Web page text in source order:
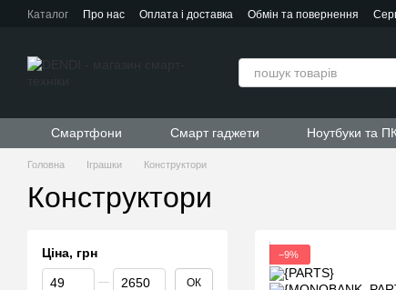
Перейти до основного контенту
Каталог Про нас Оплата і доставка Обмін та повернення
Смартфони Смарт гаджети Ноутбуки та
Головна Іграшки Конструктори
Конструктори
−9%
Ціна, грн
Від Ціна, грн
До Ціна, грн ОК